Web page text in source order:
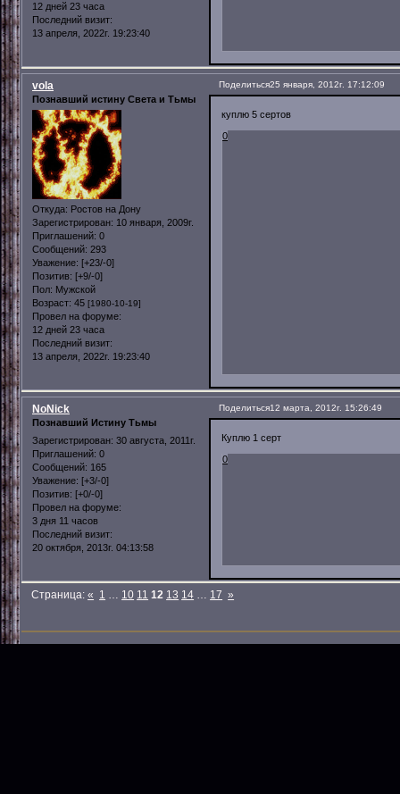
12 дней 23 часа
Последний визит:
13 апреля, 2022г. 19:23:40
Поделиться25 января, 2012г. 17:12:09
vola
Познавший истину Света и Тьмы
Откуда: Ростов на Дону
Зарегистрирован: 10 января, 2009г.
Приглашений: 0
Сообщений: 293
Уважение: [+23/-0]
Позитив: [+9/-0]
Пол: Мужской
Возраст: 45 [1980-10-19]
Провел на форуме:
12 дней 23 часа
Последний визит:
13 апреля, 2022г. 19:23:40
куплю 5 сертов
0
Поделиться12 марта, 2012г. 15:26:49
NoNick
Познавший Истину Тьмы
Зарегистрирован: 30 августа, 2011г.
Приглашений: 0
Сообщений: 165
Уважение: [+3/-0]
Позитив: [+0/-0]
Провел на форуме:
3 дня 11 часов
Последний визит:
20 октября, 2013г. 04:13:58
Куплю 1 серт
0
Страница:« 1 10 11 12 13 14 17 »